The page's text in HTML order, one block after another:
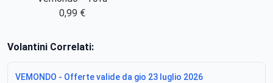
0,99 €
Volantini Correlati:
VEMONDO - Offerte valide da gio 23 luglio 2026